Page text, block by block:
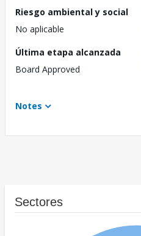
Riesgo ambiental y social
No aplicable
Última etapa alcanzada
Board Approved
Notes
Sectores